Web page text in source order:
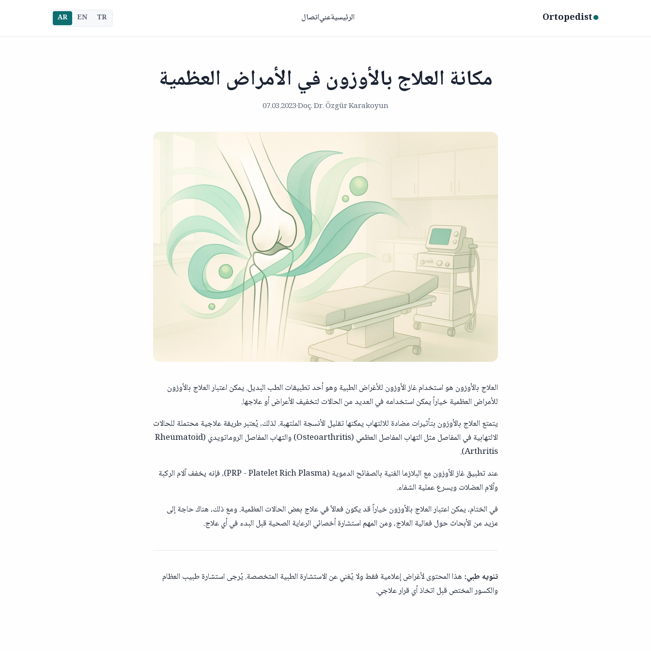
●
Ortopedist الرئيسيةعنياتصال TR
EN
AR
مكانة العلاج بالأوزون في الأمراض العظمية
Doç. Dr. Özgür Karakoyun
·
07.03.2023
العلاج بالأوزون هو استخدام غاز الأوزون للأغراض الطبية وهو أحد تطبيقات الطب البديل. يمكن اعتبار العلاج بالأوزون
للأمراض العظمية خياراً يمكن استخدامه في العديد من الحالات لتخفيف الأعراض أو علاجها.
يتمتع العلاج بالأوزون بتأثيرات مضادة للالتهاب يمكنها تقليل الأنسجة الملتهبة. لذلك، يُعتبر طريقة علاجية محتملة للحالات
الالتهابية في المفاصل مثل التهاب المفاصل العظمي (Osteoarthritis) والتهاب المفاصل الروماتويدي (Rheumatoid
Arthritis).
عند تطبيق غاز الأوزون مع البلازما الغنية بالصفائح الدموية (PRP - Platelet Rich Plasma)، فإنه يخفف آلام الركبة
وآلام العضلات ويسرع عملية الشفاء.
في الختام، يمكن اعتبار العلاج بالأوزون خياراً قد يكون فعالاً في علاج بعض الحالات العظمية. ومع ذلك، هناك حاجة إلى
مزيد من الأبحاث حول فعالية العلاج، ومن المهم استشارة أخصائي الرعاية الصحية قبل البدء في أي علاج.
تنويه طبي: هذا المحتوى لأغراض إعلامية فقط ولا يُغني عن الاستشارة الطبية المتخصصة. يُرجى استشارة طبيب العظام
والكسور المختص قبل اتخاذ أي قرار علاجي.